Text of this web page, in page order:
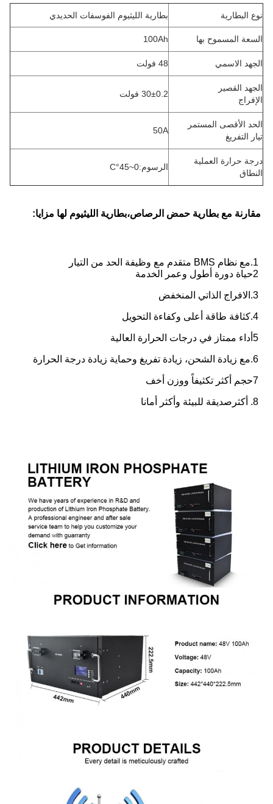
نوع البطارية بطارية الليثيوم الفوسفات الحديدي
السعة المسموح بها 100Ah
الجهد الاسمي 48 فولت
الجهد القصير
الإفراج
30±0.2 فولت
الحد الأقصى المستمر
تيار التفريغ
50A
درجة حرارة العملية
النطاق
الرسوم:
0~45
°C
مقارنة مع بطارية حمض الرصاص،بطارية الليثيوم لها مزايا:
1.مع نظام BMS متقدم مع وظيفة الحد من التيار
2حياة دورة أطول وعمر الخدمة
3.الافراج الذاتي المنخفض
4.كثافة طاقة أعلى وكفاءة التحويل
5أداء ممتاز في درجات الحرارة العالية
6.مع زيادة الشحن، زيادة تفريغ وحماية زيادة درجة الحرارة
7حجم أكثر تكثيفاً ووزن أخف
8. أكثر صديقة للبيئة وأكثر أمانا